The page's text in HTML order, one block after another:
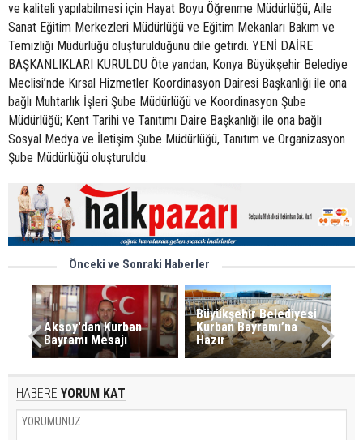
ve kaliteli yapılabilmesi için Hayat Boyu Öğrenme Müdürlüğü, Aile
Sanat Eğitim Merkezleri Müdürlüğü ve Eğitim Mekanları Bakım ve
Temizliği Müdürlüğü oluşturulduğunu dile getirdi. YENİ DAİRE
BAŞKANLIKLARI KURULDU Öte yandan, Konya Büyükşehir Belediye
Meclisi’nde Kırsal Hizmetler Koordinasyon Dairesi Başkanlığı ile ona
bağlı Muhtarlık İşleri Şube Müdürlüğü ve Koordinasyon Şube
Müdürlüğü; Kent Tarihi ve Tanıtımı Daire Başkanlığı ile ona bağlı
Sosyal Medya ve İletişim Şube Müdürlüğü, Tanıtım ve Organizasyon
Şube Müdürlüğü oluşturuldu.
Önceki ve Sonraki Haberler
Aksoy'dan Kurban
Bayramı Mesajı
Büyükşehir Belediyesi
Kurban Bayramı’na
Hazır
HABERE YORUM KAT